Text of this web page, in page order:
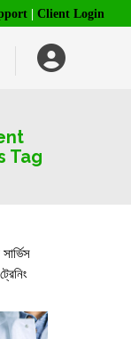
Client Login
Tag